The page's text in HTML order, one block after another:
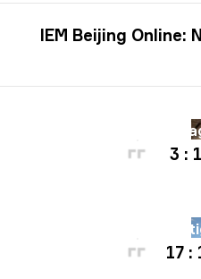
IEM Beijing
3 :
17 :